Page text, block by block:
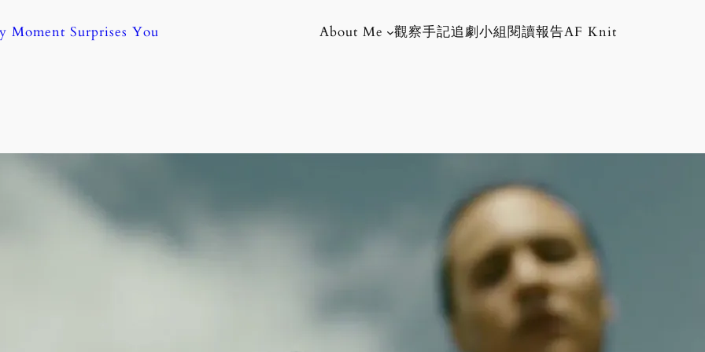
Moment Surprises You About Me 觀察手記追劇小組閱讀報告AF Knit